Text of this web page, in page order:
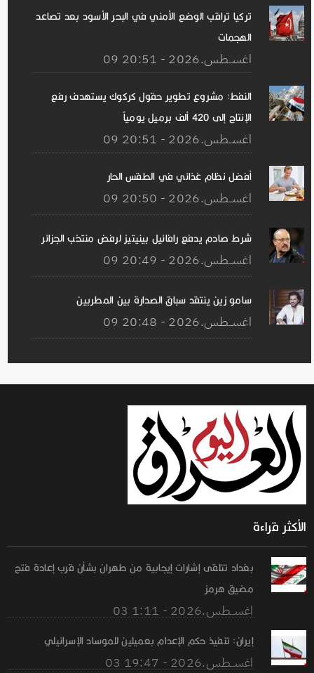
تركيا تراقب الوضع الأمني ​​في البحر الأسود بعد تصاعد
الهجمات
09 اغســطس.2026 - 20:51
النفط: مشروع تطوير حقول كركوك يستهدف رفع
الإنتاج إلى 420 ألف برميل يومياً
09 اغســطس.2026 - 20:51
أفضل نظام غذائي في الطقس الحار
09 اغســطس.2026 - 20:50
شرط صادم يدفع رافائيل بينيتيز لرفض منتخب الجزائر
09 اغســطس.2026 - 20:49
سامو زين ينتقد سباق الصدارة بين المطربين
09 اغســطس.2026 - 20:48
الأكثر قراءة
بغداد تتلقى إشارات إيجابية من طهران بشأن قرب إعادة فتح
مضيق هرمز
03 اغســطس.2026 - 1:11
إيران: تنفيذ حكم الإعدام بعميلين للموساد الإسرائيلي
03 اغســطس.2026 - 19:47